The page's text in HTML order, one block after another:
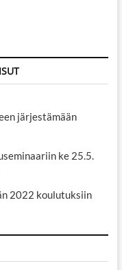
järjestämään
ke 25.5.
2022 koulutuksiin